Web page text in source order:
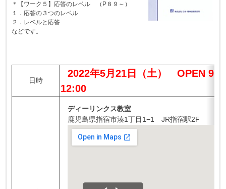
＊【ワーク５】応答のレベル （P８９～）
１．応答の３つのレベル
２．レベルと応答
などです。
日時
2022年5月21日（土） OPEN
12:00
ディーリンクス教室
鹿児島県指宿市湊1丁目1−1 JR指宿駅2F